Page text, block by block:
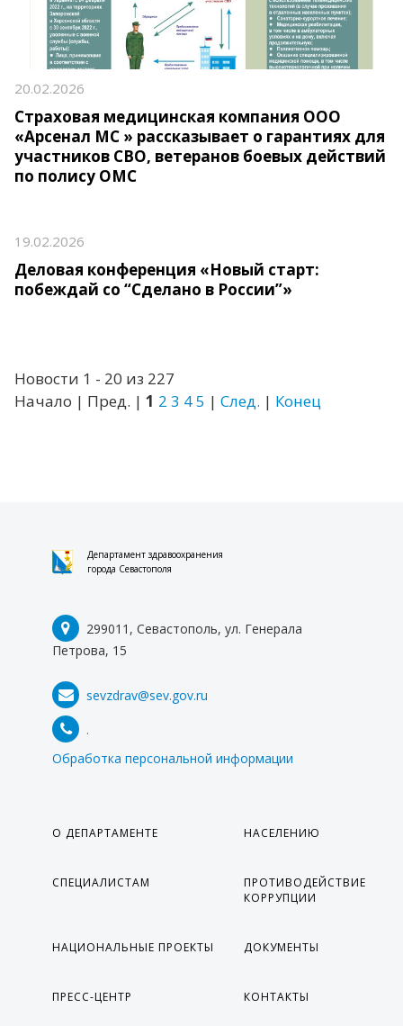
20.02.2026
Страховая медицинская компания ООО
«Арсенал МС » рассказывает о гарантиях для
участников СВО, ветеранов боевых действий
по полису ОМС
19.02.2026
Деловая конференция «Новый старт:
побеждай со “Сделано в России”»
Новости 1 - 20 из 227
Начало | Пред. | 1 2 3 45 | След. | Конец
Департамент здравоохранения
города Севастополя
299011, Севастополь, ул. Генерала
Петрова, 15
sevzdrav@sev.gov.ru
.
Обработка персональной информации
О ДЕПАРТАМЕНТЕ НАСЕЛЕНИЮ
СПЕЦИАЛИСТАМ
ПРОТИВОДЕЙСТВИЕ
КОРРУПЦИИ
НАЦИОНАЛЬНЫЕ ПРОЕКТЫ ДОКУМЕНТЫ
ПРЕСС-ЦЕНТР КОНТАКТЫ